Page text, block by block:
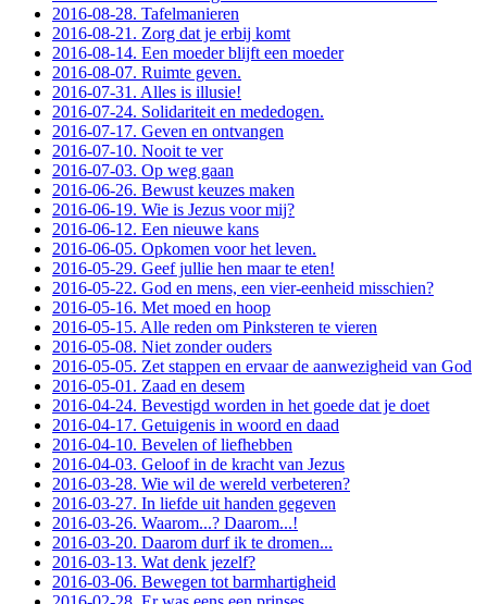
2016-08-28. Tafelmanieren
2016-08-21. Zorg dat je erbij komt
2016-08-14. Een moeder blijft een moeder
2016-08-07. Ruimte geven.
2016-07-31. Alles is illusie!
2016-07-24. Solidariteit en mededogen.
2016-07-17. Geven en ontvangen
2016-07-10. Nooit te ver
2016-07-03. Op weg gaan
2016-06-26. Bewust keuzes maken
2016-06-19. Wie is Jezus voor mij?
2016-06-12. Een nieuwe kans
2016-06-05. Opkomen voor het leven.
2016-05-29. Geef jullie hen maar te eten!
2016-05-22. God en mens, een vier-eenheid misschien?
2016-05-16. Met moed en hoop
2016-05-15. Alle reden om Pinksteren te vieren
2016-05-08. Niet zonder ouders
2016-05-05. Zet stappen en ervaar de aanwezigheid van God
2016-05-01. Zaad en desem
2016-04-24. Bevestigd worden in het goede dat je doet
2016-04-17. Getuigenis in woord en daad
2016-04-10. Bevelen of liefhebben
2016-04-03. Geloof in de kracht van Jezus
2016-03-28. Wie wil de wereld verbeteren?
2016-03-27. In liefde uit handen gegeven
2016-03-26. Waarom...? Daarom...!
2016-03-20. Daarom durf ik te dromen...
2016-03-13. Wat denk jezelf?
2016-03-06. Bewegen tot barmhartigheid